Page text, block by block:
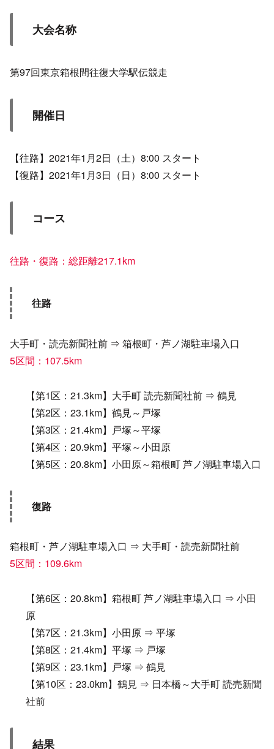
大会名称
第97回東京箱根間往復大学駅伝競走
開催日
【往路】2021年1月2日（土）8:00 スタート
【復路】2021年1月3日（日）8:00 スタート
コース
往路・復路：総距離217.1km
往路
大手町・読売新聞社前 ⇒ 箱根町・芦ノ湖駐車場入口
5区間：107.5km
【第1区：21.3km】大手町 読売新聞社前 ⇒ 鶴見
【第2区：23.1km】鶴見～戸塚
【第3区：21.4km】戸塚～平塚
【第4区：20.9km】平塚～小田原
【第5区：20.8km】小田原～箱根町 芦ノ湖駐車場入口
復路
箱根町・芦ノ湖駐車場入口 ⇒ 大手町・読売新聞社前
5区間：109.6km
【第6区：20.8km】箱根町 芦ノ湖駐車場入口 ⇒ 小田
原
【第7区：21.3km】小田原 ⇒ 平塚
【第8区：21.4km】平塚 ⇒ 戸塚
【第9区：23.1km】戸塚 ⇒ 鶴見
【第10区：23.0km】鶴見 ⇒ 日本橋～大手町 読売新聞
社前
結果